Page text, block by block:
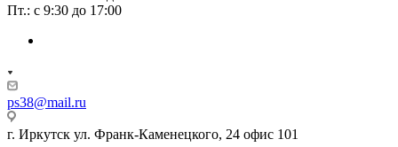
Пт.: с 9:30 до 17:00
ps38@mail.ru
г. Иркутск ул. Франк-Каменецкого, 24 офис 101